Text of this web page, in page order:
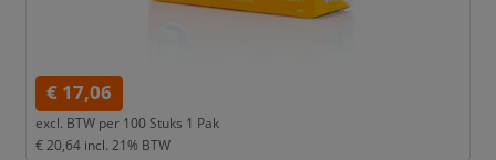
€ 17,06
excl. BTW per 100 Stuks 1 Pak
€ 20,64 incl. 21% BTW